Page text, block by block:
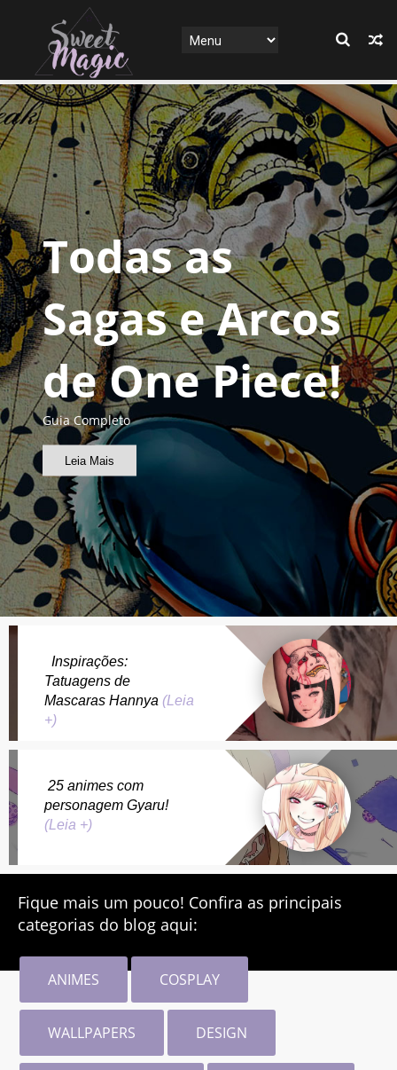
Todas as
Sagas e Arcos
de One Piece!
Guia Completo
Leia Mais
Inspirações:
Tatuagens de
Mascaras Hannya (Leia
+)
25 animes com
personagem Gyaru!
(Leia +)
Fique mais um pouco! Confira as principais
categorias do blog aqui:
ANIMES COSPLAY
WALLPAPERS DESIGN